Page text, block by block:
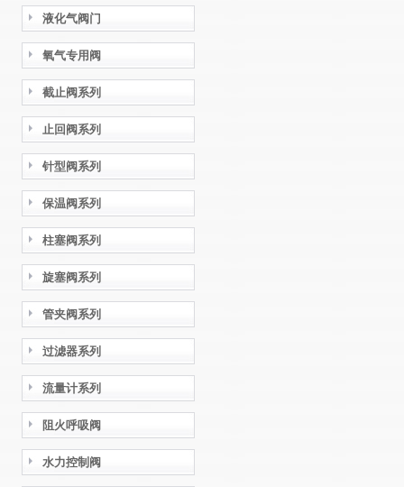
液化气阀门
氧气专用阀
截止阀系列
止回阀系列
针型阀系列
保温阀系列
柱塞阀系列
旋塞阀系列
管夹阀系列
过滤器系列
流量计系列
阻火呼吸阀
水力控制阀